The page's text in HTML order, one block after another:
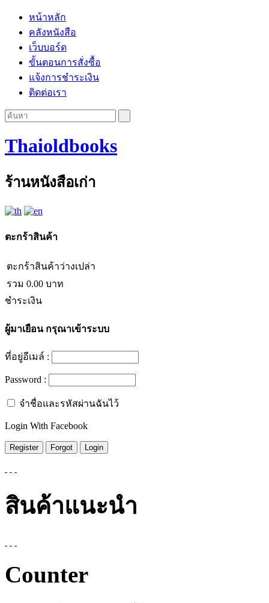
หน้าหลัก
คลังหนังสือ
เว็บบอร์ด
ขั้นตอนการสั่งซื้อ
แจ้งการชำระเงิน
ติดต่อเรา
Thaioldbooks
ร้านหนังสือเก่า
ตะกร้าสินค้า
ตะกร้าสินค้าว่างเปล่า
รวม 0.00 บาท
ชำระเงิน
ผู้มาเยือนกรุณาเข้าระบบ
ที่อยู่อีเมล์ :
Password :
จำชื่อและรหัสผ่านฉันไว้
Login With Facebook
สินค้าแนะนำ
Counter